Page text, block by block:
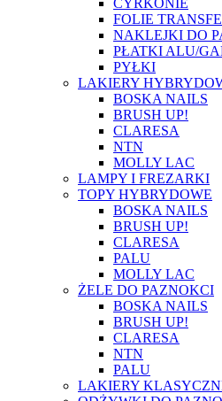
FOLIE
NAKLEJKI DO
PŁATKI ALU/
PYŁKI
LAKIERY
BOSKA NAILS
BRUSH UP!
CLARESA
NTN
MOLLY LAC
LAMPY I FREZARKI
TOPY HYBRYDOWE
BOSKA NAILS
BRUSH UP!
CLARESA
PALU
MOLLY LAC
ŻELE DO PAZNOKCI
BOSKA NAILS
BRUSH UP!
CLARESA
NTN
PALU
LAKIERY